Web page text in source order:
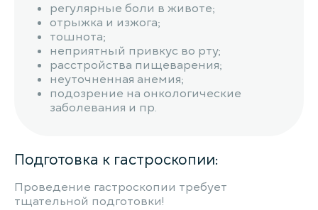
регулярные боли в животе;
отрыжка и изжога;
тошнота;
неприятный привкус во рту;
расстройства пищеварения;
неуточненная анемия;
подозрение на онкологические
заболевания и пр.
Подготовка к гастроскопии:
Проведение гастроскопии требует
тщательной подготовки!